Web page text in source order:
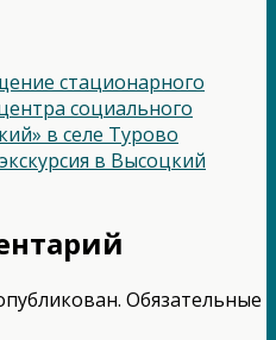
стационарного
социального
в селе Турово
в Высоцкий
Обязательные